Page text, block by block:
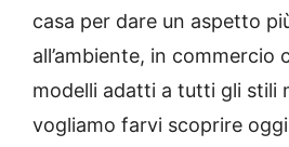
casa per dare un aspetto
all’ambiente, in commercio
modelli adatti a tutti gli stili
vogliamo farvi scoprire